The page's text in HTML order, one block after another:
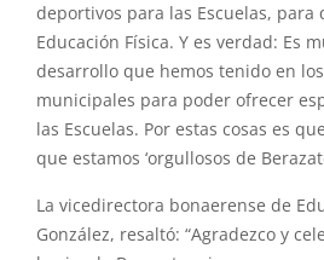
deportivos para las Escuelas,
Educación Física. Y es verdad: Es
desarrollo que hemos tenido en
municipales para poder ofrecer
las Escuelas. Por estas cosas es
que estamos ‘orgullosos de
La vicedirectora bonaerense de
González, resaltó: “Agradezco y